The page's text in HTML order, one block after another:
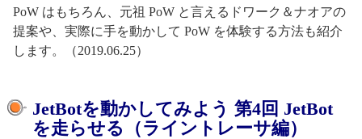
PoW はもちろん、元祖 PoW と言えるドワーク＆ナオアの
提案や、実際に手を動かして PoW を体験する方法も紹介
します。（2019.06.25）
JetBotを動かしてみよう 第4回 JetBot
を走らせる（ライントレーサ編）